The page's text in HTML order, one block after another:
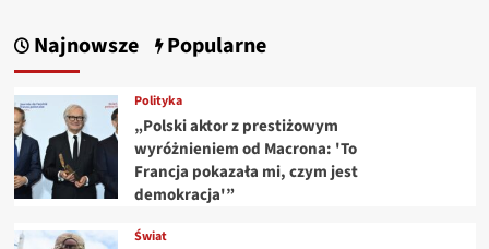
Najnowsze Popularne
Polityka
„Polski aktor z prestiżowym
wyróżnieniem od Macrona: 'To
Francja pokazała mi, czym jest
demokracja'”
Świat